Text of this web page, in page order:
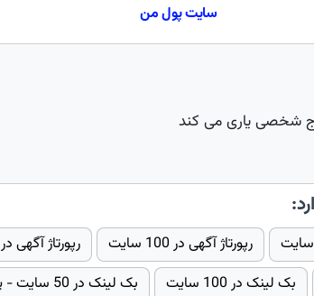
سایت پول من
شخصی یاری می کند
رپورتاژ آگهی در 100 سایت رپورتاژ آگهی در 50 سایت گروه دوم
بک لینک در 100 سایت بک لینک در 50 سایت - پکیج 2